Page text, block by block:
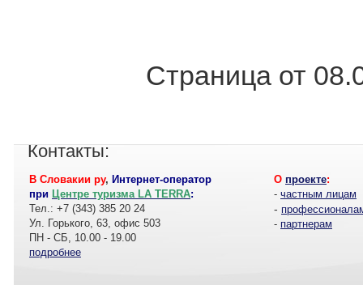
Страница от
Контакты:
В Словакии ру, Интернет-оператор
при Центре туризма LA TERRA:
Тел.: +7 (343) 385 20 24
Ул. Горького, 63, офис 503
ПН - СБ, 10.00 - 19.00
подробнее
О проекте:
- частным лицам
-
- партнерам